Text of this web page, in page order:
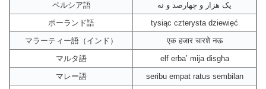
ペルシア語
یک هزار و چهارصد و نه
ポーランド語
tysiąc czterysta dziewięć
マラーティー語（インド）
एक हजार चारशे नऊ
マルタ語
elf erba’ mija disgħa
マレー語
seribu empat ratus sembilan